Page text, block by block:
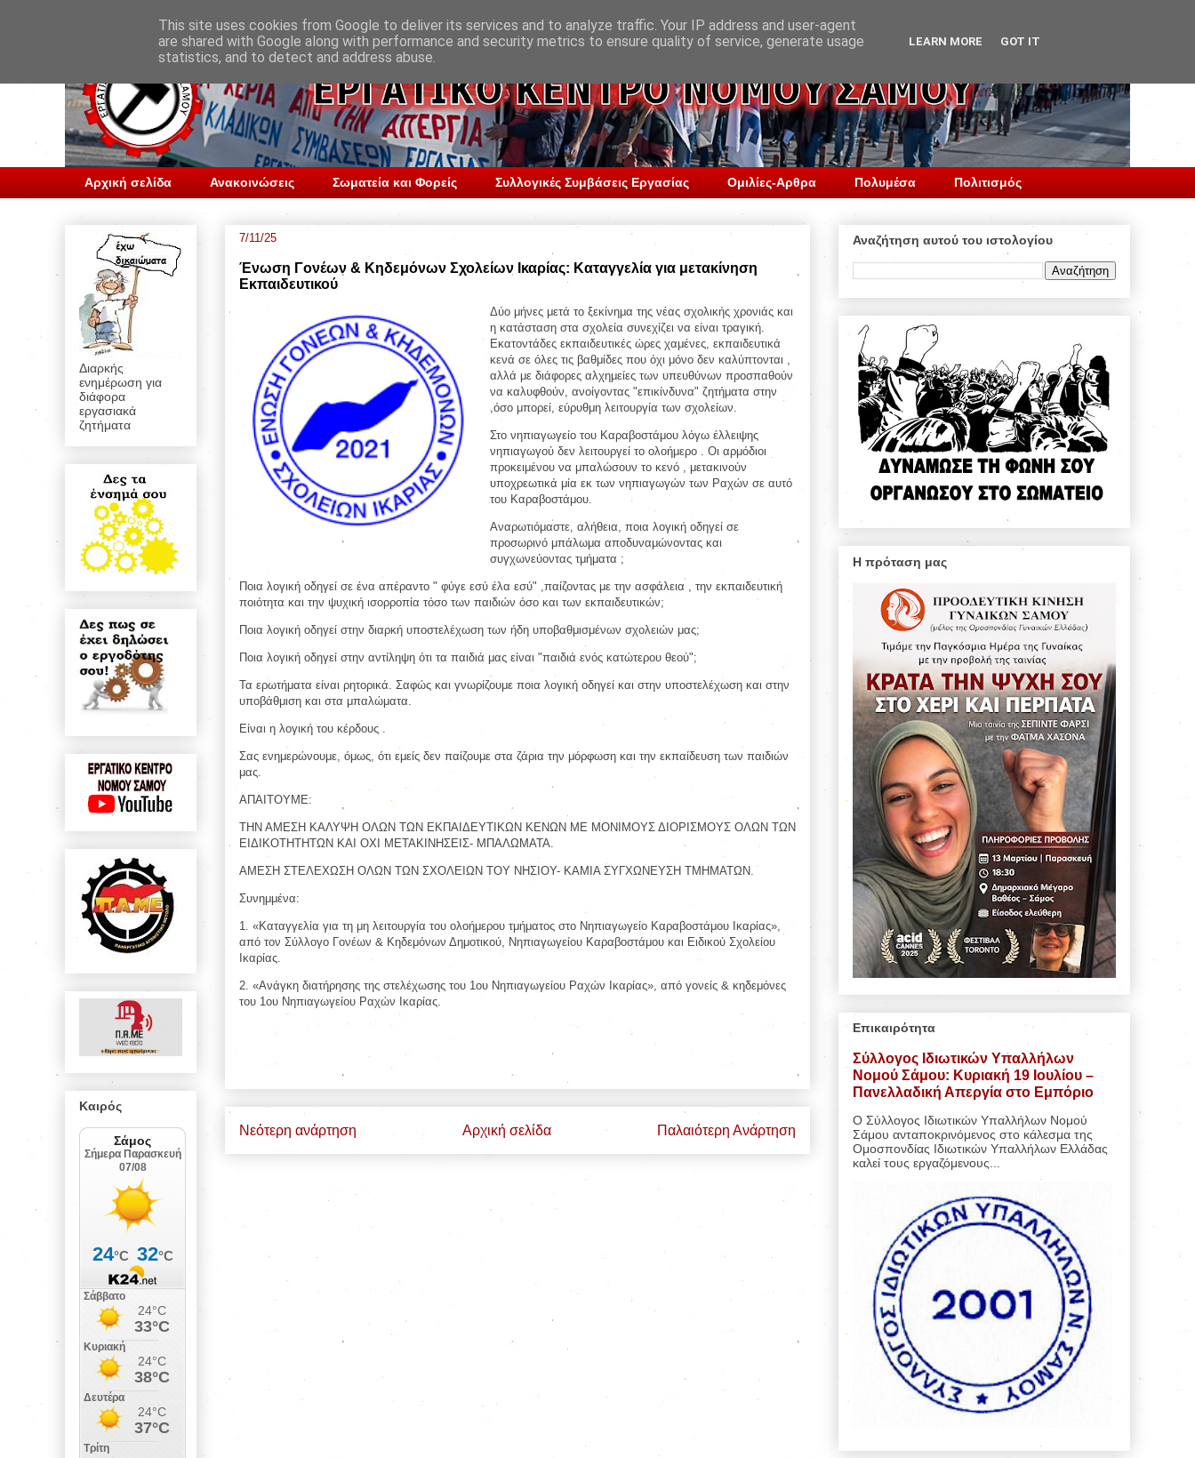
Αρχική σελίδα Ανακοινώσεις Σωματεία και Φορείς Συλλογικές Συμβάσεις Εργασίας Ομιλίες-Αρθρα Πολυμέσα Πολιτισμός
7/11/25
Ένωση Γονέων & Κηδεμόνων Σχολείων Ικαρίας: Καταγγελία για μετακίνηση
Εκπαιδευτικού
Δύο μήνες μετά το ξεκίνημα της νέας σχολικής χρονιάς και
η κατάσταση στα σχολεία συνεχίζει να είναι τραγική.
Εκατοντάδες εκπαιδευτικές ώρες χαμένες, εκπαιδευτικά
κενά σε όλες τις βαθμίδες που όχι μόνο δεν καλύπτονται ,
αλλά με διάφορες αλχημείες των υπευθύνων προσπαθούν
να καλυφθούν, ανοίγοντας "επικίνδυνα" ζητήματα στην
,όσο μπορεί, εύρυθμη λειτουργία των σχολείων.
Στο νηπιαγωγείο του Καραβοστάμου λόγω έλλειψης
νηπιαγωγού δεν λειτουργεί το ολοήμερο . Οι αρμόδιοι
προκειμένου να μπαλώσουν το κενό , μετακινούν
υποχρεωτικά μία εκ των νηπιαγωγών των Ραχών σε αυτό
του Καραβοστάμου.
Αναρωτιόμαστε, αλήθεια, ποια λογική οδηγεί σε
προσωρινό μπάλωμα αποδυναμώνοντας και
συγχωνεύοντας τμήματα ;
Ποια λογική οδηγεί σε ένα απέραντο " φύγε εσύ έλα εσύ" ,παίζοντας με την ασφάλεια , την εκπαιδευτική
ποιότητα και την ψυχική ισορροπία τόσο των παιδιών όσο και των εκπαιδευτικών;
Ποια λογική οδηγεί στην διαρκή υποστελέχωση των ήδη υποβαθμισμένων σχολειών μας;
Ποια λογική οδηγεί στην αντίληψη ότι τα παιδιά μας είναι "παιδιά ενός κατώτερου θεού";
Τα ερωτήματα είναι ρητορικά. Σαφώς και γνωρίζουμε ποια λογική οδηγεί και στην υποστελέχωση και στην
υποβάθμιση και στα μπαλώματα.
Είναι η λογική του κέρδους .
Σας ενημερώνουμε, όμως, ότι εμείς δεν παίζουμε στα ζάρια την μόρφωση και την εκπαίδευση των παιδιών
μας.
ΑΠΑΙΤΟΥΜΕ:
ΤΗΝ ΑΜΕΣΗ ΚΑΛΥΨΗ ΟΛΩΝ ΤΩΝ ΕΚΠΑΙΔΕΥΤΙΚΩΝ ΚΕΝΩΝ ΜΕ ΜΟΝΙΜΟΥΣ ΔΙΟΡΙΣΜΟΥΣ ΟΛΩΝ ΤΩΝ
ΕΙΔΙΚΟΤΗΤΗΤΩΝ ΚΑΙ ΟΧΙ ΜΕΤΑΚΙΝΗΣΕΙΣ- ΜΠΑΛΩΜΑΤΑ.
ΑΜΕΣΗ ΣΤΕΛΕΧΩΣΗ ΟΛΩΝ ΤΩΝ ΣΧΟΛΕΙΩΝ ΤΟΥ ΝΗΣΙΟΥ- ΚΑΜΙΑ ΣΥΓΧΩΝΕΥΣΗ ΤΜΗΜΑΤΩΝ.
Συνημμένα:
1. «Καταγγελία για τη μη λειτουργία του ολοήμερου τμήματος στο Νηπιαγωγείο Καραβοστάμου Ικαρίας»,
από τον Σύλλογο Γονέων & Κηδεμόνων Δημοτικού, Νηπιαγωγείου Καραβοστάμου και Ειδικού Σχολείου
Ικαρίας.
2. «Ανάγκη διατήρησης της στελέχωσης του 1ου Νηπιαγωγείου Ραχών Ικαρίας», από γονείς & κηδεμόνες
του 1ου Νηπιαγωγείου Ραχών Ικαρίας.
Νεότερη ανάρτηση Παλαιότερη Ανάρτηση
Αρχική σελίδα
Διαρκής
ενημέρωση για
διάφορα
εργασιακά
ζητήματα
Καιρός
Αναζήτηση αυτού του ιστολογίου
Η πρόταση μας
Επικαιρότητα
Σύλλογος Ιδιωτικών Υπαλλήλων
Νομού Σάμου: Κυριακή 19 Ιουλίου –
Πανελλαδική Απεργία στο Εμπόριο
Ο Σύλλογος Ιδιωτικών Υπαλλήλων Νομού
Σάμου ανταποκρινόμενος στο κάλεσμα της
Ομοσπονδίας Ιδιωτικών Υπαλλήλων Ελλάδας
καλεί τους εργαζόμενους...
This site uses cookies from Google to deliver its services and to analyze traffic. Your IP address and user-agent
are shared with Google along with performance and security metrics to ensure quality of service, generate usage
statistics, and to detect and address abuse.
LEARN MORE GOT IT